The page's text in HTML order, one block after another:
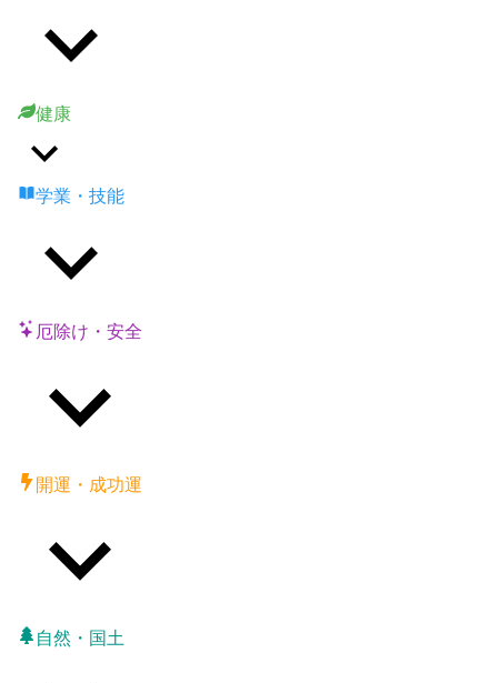
健康
学業・技能
厄除け・安全
開運・成功運
自然・国土